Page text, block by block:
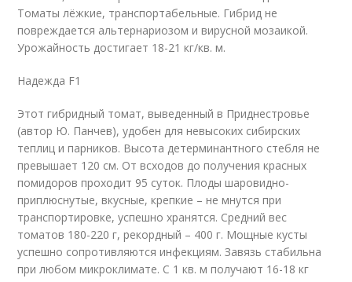
Томаты лёжкие, транспортабельные. Гибрид не
повреждается альтернариозом и вирусной мозаикой.
Урожайность достигает 18-21 кг/кв. м.
Надежда F1
Этот гибридный томат, выведенный в Приднестровье
(автор Ю. Панчев), удобен для невысоких сибирских
теплиц и парников. Высота детерминантного стебля не
превышает 120 см. От всходов до получения красных
помидоров проходит 95 суток. Плоды шаровидно-
приплюснутые, вкусные, крепкие – не мнутся при
транспортировке, успешно хранятся. Средний вес
томатов 180-220 г, рекордный – 400 г. Мощные кусты
успешно сопротивляются инфекциям. Завязь стабильна
при любом микроклимате. С 1 кв. м получают 16-18 кг